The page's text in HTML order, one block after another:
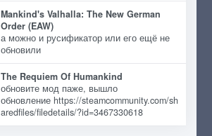
Mankind's Valhalla: The New German
Order (EAW)
а можно и русификатор или его ещё не
обновили
The Requiem Of Humankind
обновите мод паже, вышло
обновление https://steamcommunity.com/sh
aredfiles/filedetails/?id=3467330618